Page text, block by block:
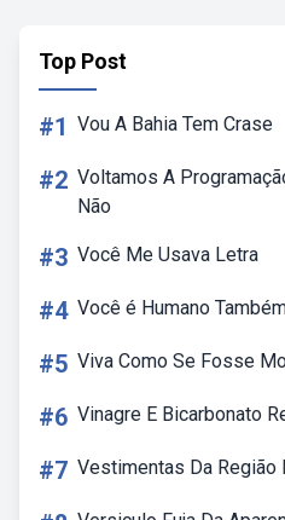
Top Post
#1 Vou A Bahia Tem Crase
#2 Voltamos A
Não
#3 Você Me Usava Letra
#4 Você é Humano
#5 Viva Como Se Fosse
#6 Vinagre E Bicarbonato
#7 Vestimentas Da Região